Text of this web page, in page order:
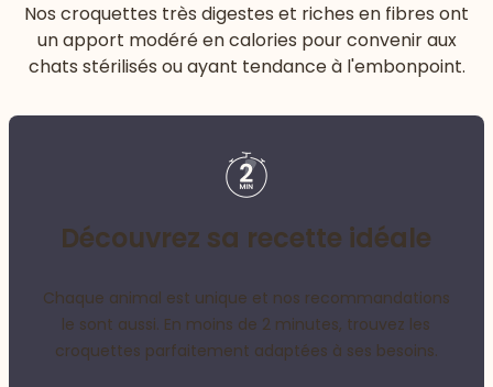
Nos croquettes très digestes et riches en fibres ont
un apport modéré en calories pour convenir aux
chats stérilisés ou ayant tendance à l'embonpoint.
Découvrez sa recette idéale
Chaque animal est unique et nos recommandations
le sont aussi. En moins de 2 minutes, trouvez les
croquettes parfaitement adaptées à ses besoins.